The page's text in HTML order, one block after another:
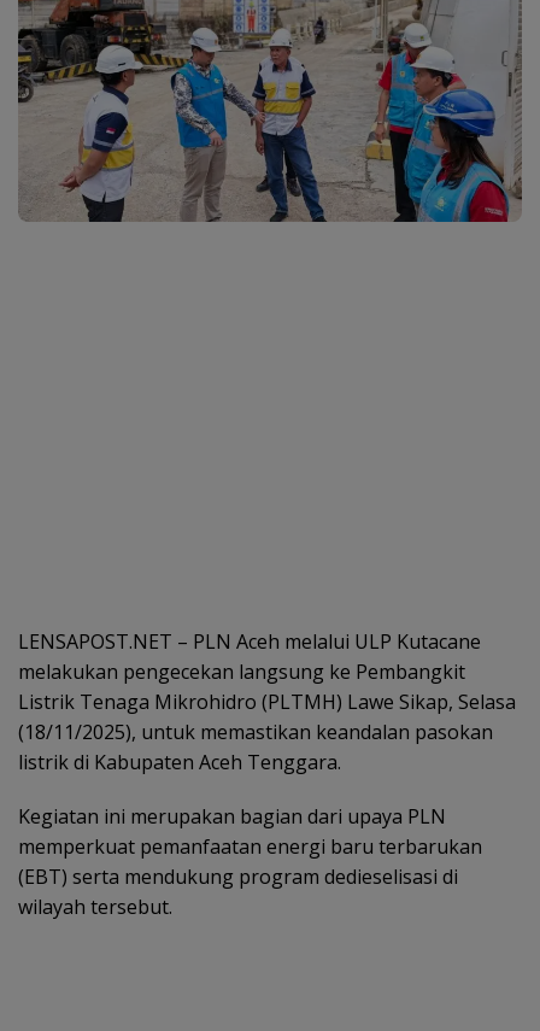
LENSAPOST.NET – PLN Aceh melalui ULP Kutacane
melakukan pengecekan langsung ke Pembangkit
Listrik Tenaga Mikrohidro (PLTMH) Lawe Sikap, Selasa
(18/11/2025), untuk memastikan keandalan pasokan
listrik di Kabupaten Aceh Tenggara.
Kegiatan ini merupakan bagian dari upaya PLN
memperkuat pemanfaatan energi baru terbarukan
(EBT) serta mendukung program dedieselisasi di
wilayah tersebut.